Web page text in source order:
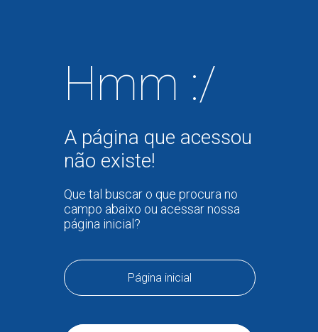
Hmm :/
A página que acessou
não existe!
Que tal buscar o que procura no
campo abaixo ou acessar nossa
página inicial?
Página inicial